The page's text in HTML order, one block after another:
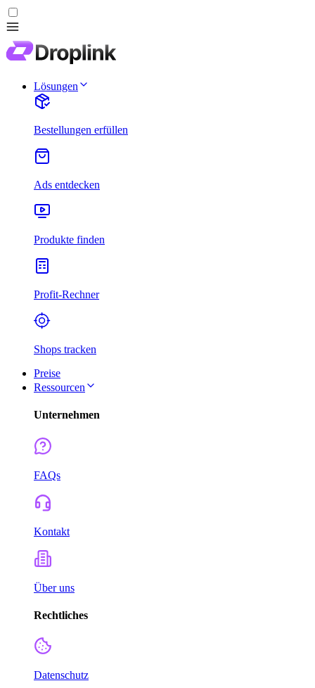
Lösungen
Bestellungen erfüllen
Ads entdecken
Produkte finden
Profit-Rechner
Shops tracken
Preise
Ressourcen
Unternehmen
FAQs
Kontakt
Über uns
Rechtliches
Datenschutz